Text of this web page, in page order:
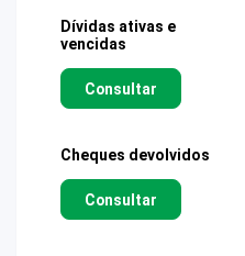
Dívidas ativas e
vencidas
Consultar
Cheques devolvidos
Consultar